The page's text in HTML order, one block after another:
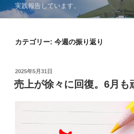
ス
実践報告しています。
カテゴリー: 今週の振り返り
投
稿
日:
2025年5月31日
売上が徐々に回復。6月も